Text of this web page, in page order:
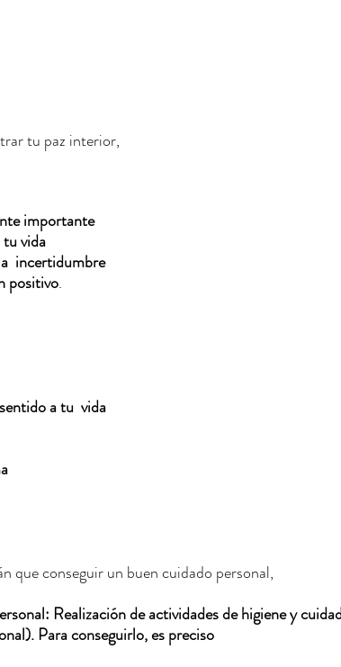
tu paz interior,
importante
vida
incertidumbre
positivo.
a tu  vida
que conseguir un buen cuidado personal,
Realización de actividades de higiene y
Para conseguirlo, es preciso